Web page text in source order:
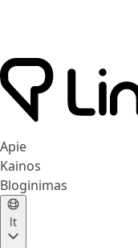
Apie
Kainos
Bloginimas
lt